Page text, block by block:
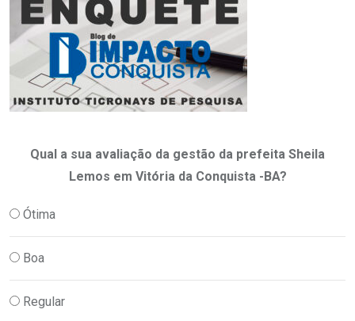
Qual a sua avaliação da gestão da prefeita Sheila
Lemos em Vitória da Conquista -BA?
Ótima
Boa
Regular